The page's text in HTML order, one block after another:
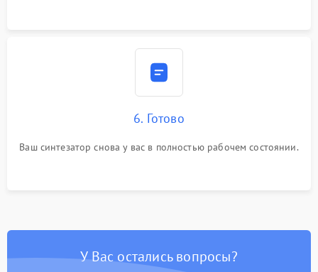
6. Готово
Ваш синтезатор снова у вас в полностью рабочем состоянии.
У Вас остались вопросы?